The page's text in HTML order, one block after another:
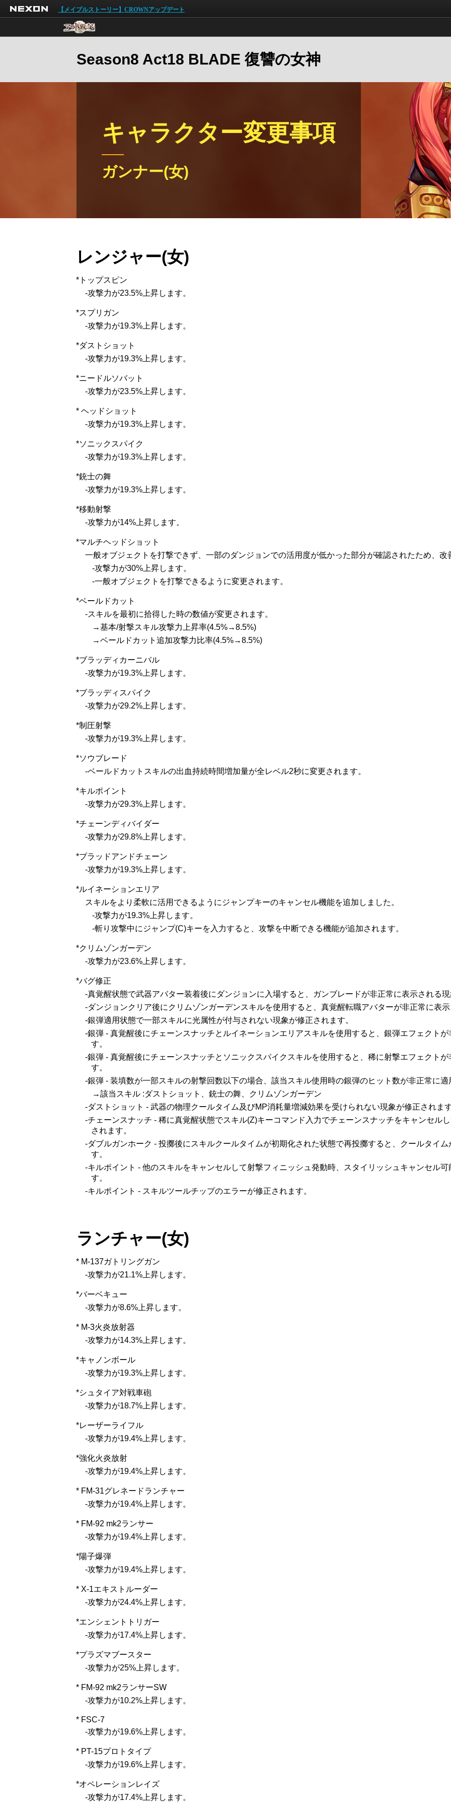
NEXON
【メイプルストーリー】CROWNアップデート
Season8 Act18 BLADE 復讐の女神
キャラクター変更事項
ガンナー(女)
レンジャー(女)
*トップスピン
-攻撃力が23.5%上昇します。
*スプリガン
-攻撃力が19.3%上昇します。
*ダストショット
-攻撃力が19.3%上昇します。
*ニードルソバット
-攻撃力が23.5%上昇します。
* ヘッドショット
-攻撃力が19.3%上昇します。
*ソニックスパイク
-攻撃力が19.3%上昇します。
*銃士の舞
-攻撃力が19.3%上昇します。
*移動射撃
-攻撃力が14%上昇します。
*マルチヘッドショット
一般オブジェクトを打撃できず、一部のダンジョンでの活用度が低かった部分が確認されたため、改
-攻撃力が30%上昇します。
-一般オブジェクトを打撃できるように変更されます。
*ベールドカット
-スキルを最初に拾得した時の数値が変更されます。
→基本/射撃スキル攻撃力上昇率(4.5%→8.5%)
→ベールドカット追加攻撃力比率(4.5%→8.5%)
*ブラッディカーニバル
-攻撃力が19.3%上昇します。
*ブラッディスパイク
-攻撃力が29.2%上昇します。
*制圧射撃
-攻撃力が19.3%上昇します。
*ソウブレード
-ベールドカットスキルの出血持続時間増加量が全レベル2秒に変更されます。
*キルポイント
-攻撃力が29.3%上昇します。
*チェーンディバイダー
-攻撃力が29.8%上昇します。
*ブラッドアンドチェーン
-攻撃力が19.3%上昇します。
*ルイネーションエリア
スキルをより柔軟に活用できるようにジャンプキーのキャンセル機能を追加しました。
-攻撃力が19.3%上昇します。
-斬り攻撃中にジャンプ(C)キーを入力すると、攻撃を中断できる機能が追加されます。
*クリムゾンガーデン
-攻撃力が23.6%上昇します。
*バグ修正
-真覚醒状態で武器アバター装着後にダンジョンに入場すると、ガンブレードが非正常に表示される現
-ダンジョンクリア後にクリムゾンガーデンスキルを使用すると、真覚醒転職アバターが非正常に表示
-銀弾適用状態で一部スキルに光属性が付与されない現象が修正されます。
-銀弾 - 真覚醒後にチェーンスナッチとルイネーションエリアスキルを使用すると、銀弾エフェクト
す。
-銀弾 - 真覚醒後にチェーンスナッチとソニックスパイクスキルを使用すると、稀に射撃エフェクト
す。
-銀弾 - 装填数が一部スキルの射撃回数以下の場合、該当スキル使用時の銀弾のヒット数が非正常に適
→該当スキル :ダストショット、銃士の舞、クリムゾンガーデン
-ダストショット - 武器の物理クールタイム及びMP消耗量増減効果を受けられない現象が修正されます
-チェーンスナッチ - 稀に真覚醒状態でスキル(Z)キーコマンド入力でチェーンスナッチをキャンセル
されます。
-ダブルガンホーク - 投擲後にスキルクールタイムが初期化された状態で再投擲すると、クールタイ
す。
-キルポイント - 他のスキルをキャンセルして射撃フィニッシュ発動時、スタイリッシュキャンセル
す。
-キルポイント - スキルツールチップのエラーが修正されます。
ランチャー(女)
* M-137ガトリングガン
-攻撃力が21.1%上昇します。
*バーベキュー
-攻撃力が8.6%上昇します。
* M-3火炎放射器
-攻撃力が14.3%上昇します。
*キャノンボール
-攻撃力が19.3%上昇します。
*シュタイア対戦車砲
-攻撃力が18.7%上昇します。
*レーザーライフル
-攻撃力が19.4%上昇します。
*強化火炎放射
-攻撃力が19.4%上昇します。
* FM-31グレネードランチャー
-攻撃力が19.4%上昇します。
* FM-92 mk2ランサー
-攻撃力が19.4%上昇します。
*陽子爆弾
-攻撃力が19.4%上昇します。
* X-1エキストルーダー
-攻撃力が24.4%上昇します。
*エンシェントトリガー
-攻撃力が17.4%上昇します。
*プラズマブースター
-攻撃力が25%上昇します。
* FM-92 mk2ランサーSW
-攻撃力が10.2%上昇します。
* FSC-7
-攻撃力が19.6%上昇します。
* PT-15プロトタイプ
-攻撃力が19.6%上昇します。
*オペレーションレイズ
-攻撃力が17.4%上昇します。